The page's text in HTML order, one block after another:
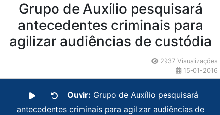
Grupo de Auxílio pesquisará
antecedentes criminais para
agilizar audiências de custódia
2937 Visualizações
15-01-2016
Ouvir: Grupo de Auxílio pesquisará
antecedentes criminais para agilizar audiências de